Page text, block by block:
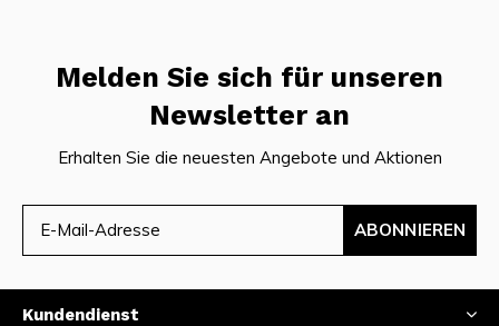
Melden Sie sich für unseren
Newsletter an
Erhalten Sie die neuesten Angebote und Aktionen
ABONNIEREN
Kundendienst